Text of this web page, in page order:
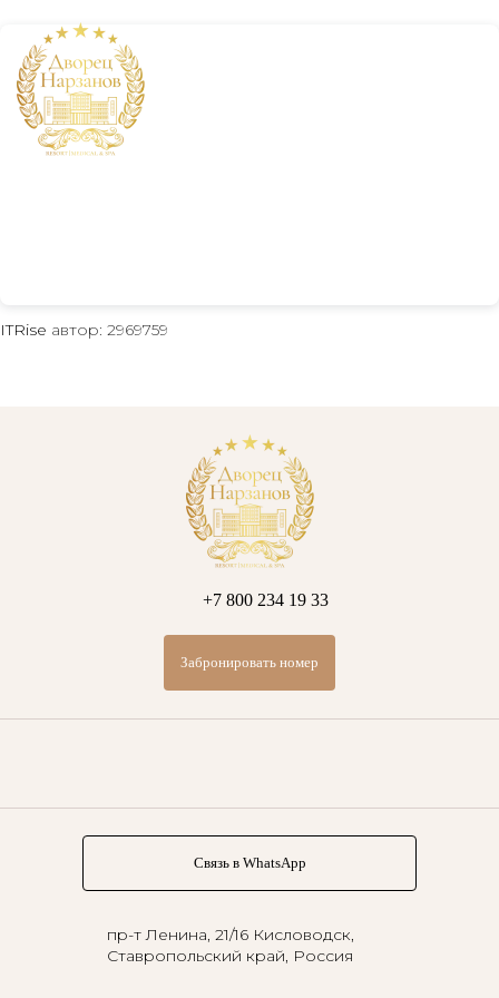
ITRise автор: 2969759
+7 800 234 19 33
Забронировать номер
Связь в WhatsApp
пр-т Ленина, 21/16 Кисловодск,
Ставропольский край, Россия